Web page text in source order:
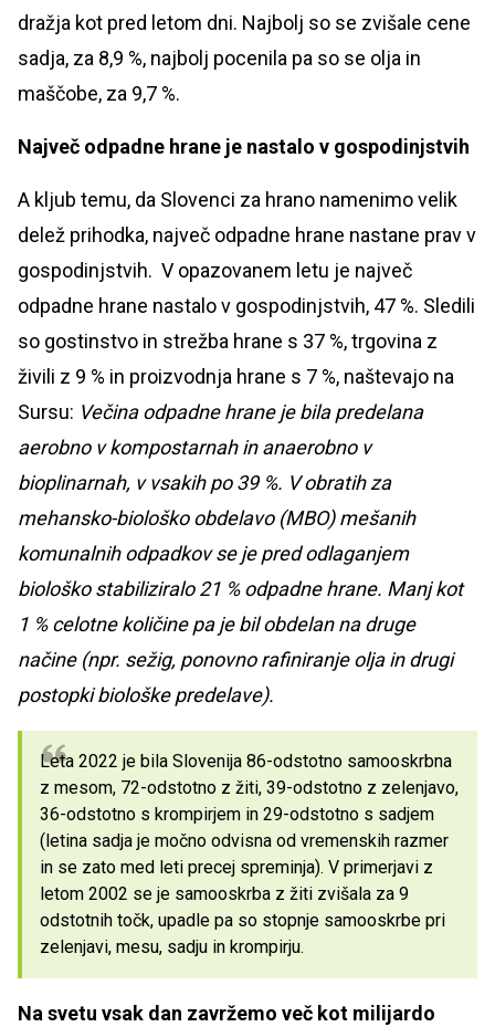
dražja kot pred letom dni. Najbolj so se zvišale cene
sadja, za 8,9 %, najbolj pocenila pa so se olja in
maščobe, za 9,7 %.
Največ odpadne hrane je nastalo v gospodinjstvih
A kljub temu, da Slovenci za hrano namenimo velik
delež prihodka, največ odpadne hrane nastane prav v
gospodinjstvih. V opazovanem letu je največ
odpadne hrane nastalo v gospodinjstvih, 47 %. Sledili
so gostinstvo in strežba hrane s 37 %, trgovina z
živili z 9 % in proizvodnja hrane s 7 %, naštevajo na
Sursu: Večina odpadne hrane je bila predelana
aerobno v kompostarnah in anaerobno v
bioplinarnah, v vsakih po 39 %. V obratih za
mehansko-biološko obdelavo (MBO) mešanih
komunalnih odpadkov se je pred odlaganjem
biološko stabiliziralo 21 % odpadne hrane. Manj kot
1 % celotne količine pa je bil obdelan na druge
načine (npr. sežig, ponovno rafiniranje olja in drugi
postopki biološke predelave).
Leta 2022 je bila Slovenija 86-odstotno samooskrbna
z mesom, 72-odstotno z žiti, 39-odstotno z zelenjavo,
36-odstotno s krompirjem in 29-odstotno s sadjem
(letina sadja je močno odvisna od vremenskih razmer
in se zato med leti precej spreminja). V primerjavi z
letom 2002 se je samooskrba z žiti zvišala za 9
odstotnih točk, upadle pa so stopnje samooskrbe pri
zelenjavi, mesu, sadju in krompirju.
Na svetu vsak dan zavržemo več kot milijardo